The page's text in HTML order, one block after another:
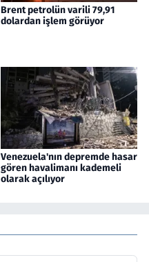
Brent petrolün varili 79,91
dolardan işlem görüyor
Venezuela'nın depremde hasar
gören havalimanı kademeli
olarak açılıyor